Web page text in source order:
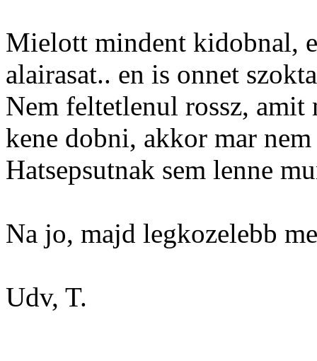
Mielott mindent kidobnal,
alairasat.. en is onnet
Nem feltetlenul rossz, amit
kene dobni, akkor mar
Hatsepsutnak sem lenne
Na jo, majd legkozelebb
Udv, T.